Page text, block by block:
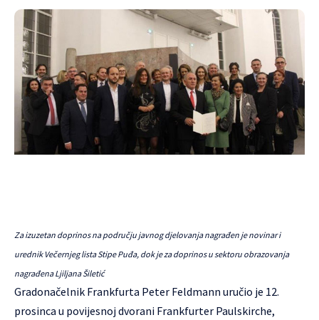
Za izuzetan doprinos na području javnog djelovanja nagrađen je novinar i
urednik Večernjeg lista Stipe Puđa, dok je za doprinos u sektoru obrazovanja
nagrađena Ljiljana Šiletić
Gradonačelnik Frankfurta Peter Feldmann uručio je 12.
prosinca u povijesnoj dvorani Frankfurter Paulskirche,